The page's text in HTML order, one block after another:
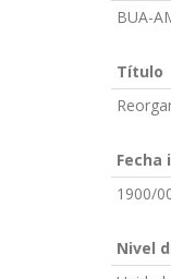
BUA-
Título
Fecha
1900/
Nivel